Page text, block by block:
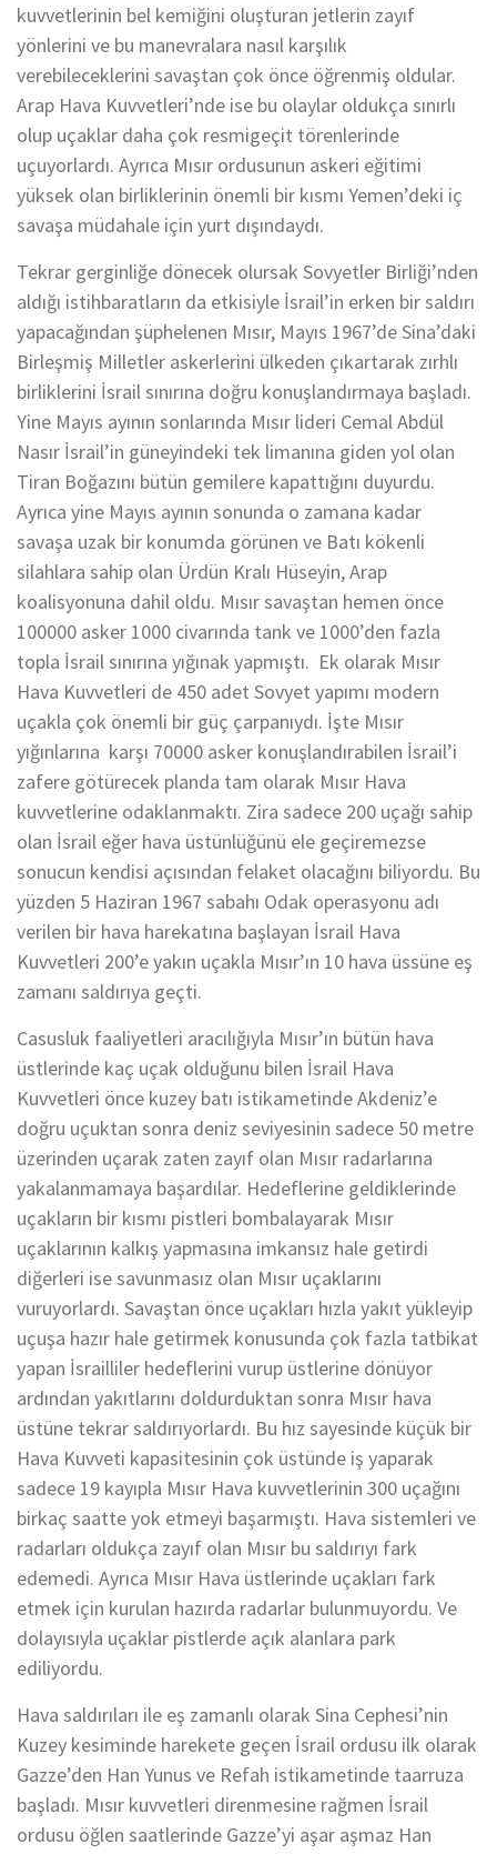
kuvvetlerinin bel kemiğini oluşturan jetlerin zayıf
yönlerini ve bu manevralara nasıl karşılık
verebileceklerini savaştan çok önce öğrenmiş oldular.
Arap Hava Kuvvetleri’nde ise bu olaylar oldukça sınırlı
olup uçaklar daha çok resmigeçit törenlerinde
uçuyorlardı. Ayrıca Mısır ordusunun askeri eğitimi
yüksek olan birliklerinin önemli bir kısmı Yemen’deki iç
savaşa müdahale için yurt dışındaydı.
Tekrar gerginliğe dönecek olursak Sovyetler Birliği’nden
aldığı istihbaratların da etkisiyle İsrail’in erken bir saldırı
yapacağından şüphelenen Mısır, Mayıs 1967’de Sina’daki
Birleşmiş Milletler askerlerini ülkeden çıkartarak zırhlı
birliklerini İsrail sınırına doğru konuşlandırmaya başladı.
Yine Mayıs ayının sonlarında Mısır lideri Cemal Abdül
Nasır İsrail’in güneyindeki tek limanına giden yol olan
Tiran Boğazını bütün gemilere kapattığını duyurdu.
Ayrıca yine Mayıs ayının sonunda o zamana kadar
savaşa uzak bir konumda görünen ve Batı kökenli
silahlara sahip olan Ürdün Kralı Hüseyin, Arap
koalisyonuna dahil oldu. Mısır savaştan hemen önce
100000 asker 1000 civarında tank ve 1000’den fazla
topla İsrail sınırına yığınak yapmıştı. Ek olarak Mısır
Hava Kuvvetleri de 450 adet Sovyet yapımı modern
uçakla çok önemli bir güç çarpanıydı. İşte Mısır
yığınlarına karşı 70000 asker konuşlandırabilen İsrail’i
zafere götürecek planda tam olarak Mısır Hava
kuvvetlerine odaklanmaktı. Zira sadece 200 uçağı sahip
olan İsrail eğer hava üstünlüğünü ele geçiremezse
sonucun kendisi açısından felaket olacağını biliyordu. Bu
yüzden 5 Haziran 1967 sabahı Odak operasyonu adı
verilen bir hava harekatına başlayan İsrail Hava
Kuvvetleri 200’e yakın uçakla Mısır’ın 10 hava üssüne eş
zamanı saldırıya geçti.
Casusluk faaliyetleri aracılığıyla Mısır’ın bütün hava
üstlerinde kaç uçak olduğunu bilen İsrail Hava
Kuvvetleri önce kuzey batı istikametinde Akdeniz’e
doğru uçuktan sonra deniz seviyesinin sadece 50 metre
üzerinden uçarak zaten zayıf olan Mısır radarlarına
yakalanmamaya başardılar. Hedeflerine geldiklerinde
uçakların bir kısmı pistleri bombalayarak Mısır
uçaklarının kalkış yapmasına imkansız hale getirdi
diğerleri ise savunmasız olan Mısır uçaklarını
vuruyorlardı. Savaştan önce uçakları hızla yakıt yükleyip
uçuşa hazır hale getirmek konusunda çok fazla tatbikat
yapan İsrailliler hedeflerini vurup üstlerine dönüyor
ardından yakıtlarını doldurduktan sonra Mısır hava
üstüne tekrar saldırıyorlardı. Bu hız sayesinde küçük bir
Hava Kuvveti kapasitesinin çok üstünde iş yaparak
sadece 19 kayıpla Mısır Hava kuvvetlerinin 300 uçağını
birkaç saatte yok etmeyi başarmıştı. Hava sistemleri ve
radarları oldukça zayıf olan Mısır bu saldırıyı fark
edemedi. Ayrıca Mısır Hava üstlerinde uçakları fark
etmek için kurulan hazırda radarlar bulunmuyordu. Ve
dolayısıyla uçaklar pistlerde açık alanlara park
ediliyordu.
Hava saldırıları ile eş zamanlı olarak Sina Cephesi’nin
Kuzey kesiminde harekete geçen İsrail ordusu ilk olarak
Gazze’den Han Yunus ve Refah istikametinde taarruza
başladı. Mısır kuvvetleri direnmesine rağmen İsrail
ordusu öğlen saatlerinde Gazze’yi aşar aşmaz Han